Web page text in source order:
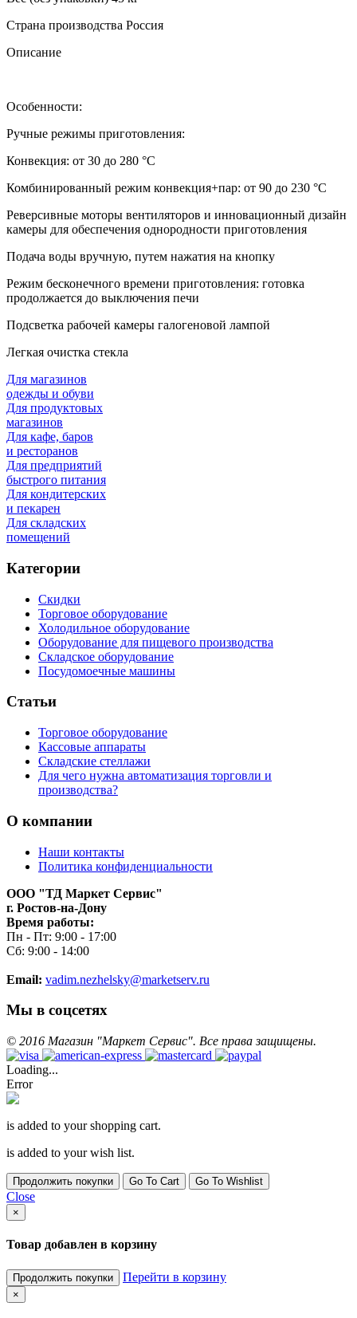
Страна производства Россия
Описание
Особенности:
Ручные режимы приготовления:
Конвекция: от 30 до 280 °С
Комбинированный режим конвекция+пар: от 90 до 230 °С
Реверсивные моторы вентиляторов и инновационный дизайн
камеры для обеспечения однородности приготовления
Подача воды вручную, путем нажатия на кнопку
Режим бесконечного времени приготовления: готовка
продолжается до выключения печи
Подсветка рабочей камеры галогеновой лампой
Легкая очистка стекла
Для магазинов
одежды и обуви
Для продуктовых
магазинов
Для кафе, баров
и ресторанов
Для предприятий
быстрого питания
Для кондитерских
и пекарен
Для складских
помещений
Категории
Скидки
Торговое оборудование
Холодильное оборудование
Оборудование для пищевого производства
Складское оборудование
Посудомоечные машины
Статьи
Торговое оборудование
Кассовые аппараты
Складские стеллажи
Для чего нужна автоматизация торговли и
производства?
О компании
Наши контакты
Политика конфиденциальности
ООО "ТД Маркет Сервис"
г. Ростов-на-Дону
Время работы:
Пн - Пт: 9:00 - 17:00
Сб: 9:00 - 14:00
Email: vadim.nezhelsky@marketserv.ru
Мы в соцсетях
© 2016 Магазин "Маркет Сервис". Все права защищены.
Loading...
Error
is added to your shopping cart.
is added to your wish list.
Продолжить покупки Go To Cart Go To Wishlist
Close
×
Товар добавлен в корзину
Продолжить покупки Перейти в корзину
×